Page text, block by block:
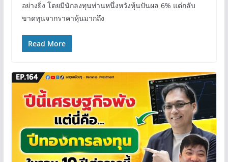
อย่างยิ่ง โดยมีนักลงทุนท่านหนึ่งหวังหุ้นปันผล 6% แต่กลับ
ขาดทุนจากราคาหุ้นมากถึง
Read More